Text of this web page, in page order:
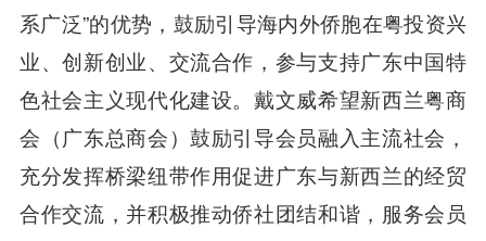
系广泛”的优势，鼓励引导海内外侨胞在粤投资兴
业、创新创业、交流合作，参与支持广东中国特
色社会主义现代化建设。戴文威希望新西兰粤商
会（广东总商会）鼓励引导会员融入主流社会，
充分发挥桥梁纽带作用促进广东与新西兰的经贸
合作交流，并积极推动侨社团结和谐，服务会员